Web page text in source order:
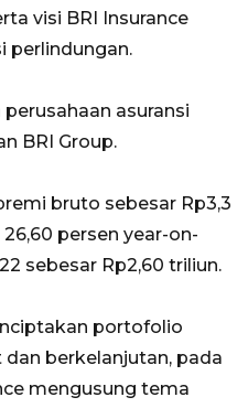
visi BRI Insurance
perlindungan.
asuransi
BRI Group.
bruto sebesar Rp3,3
persen year-on-
sebesar Rp2,60 triliun.
portofolio
berkelanjutan, pada
mengusung tema